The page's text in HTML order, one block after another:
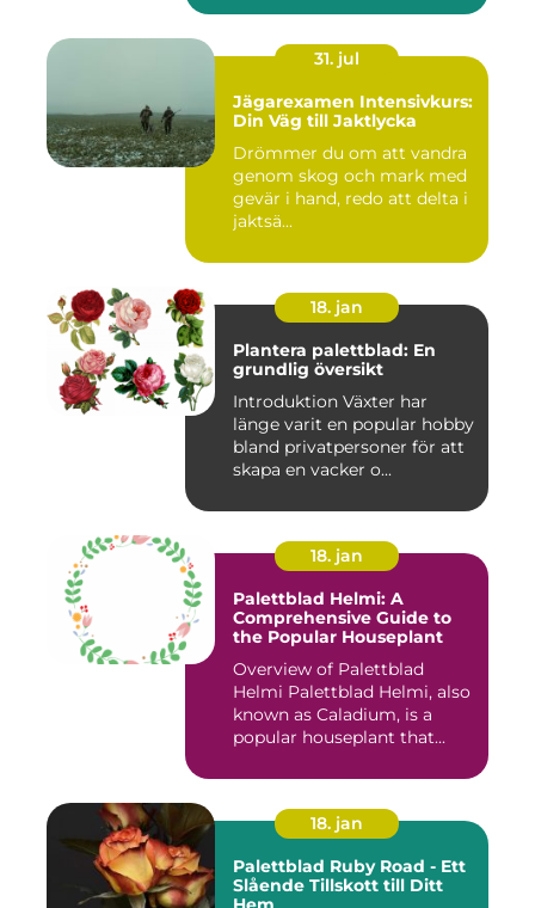
31. jul
Jägarexamen Intensivkurs:
Din Väg till Jaktlycka
Drömmer du om att vandra
genom skog och mark med
gevär i hand, redo att delta i
jaktsä...
18. jan
Plantera palettblad: En
grundlig översikt
Introduktion Växter har
länge varit en popular hobby
bland privatpersoner för att
skapa en vacker o...
18. jan
Palettblad Helmi: A
Comprehensive Guide to
the Popular Houseplant
Overview of Palettblad
Helmi Palettblad Helmi, also
known as Caladium, is a
popular houseplant that...
18. jan
Palettblad Ruby Road - Ett
Slående Tillskott till Ditt